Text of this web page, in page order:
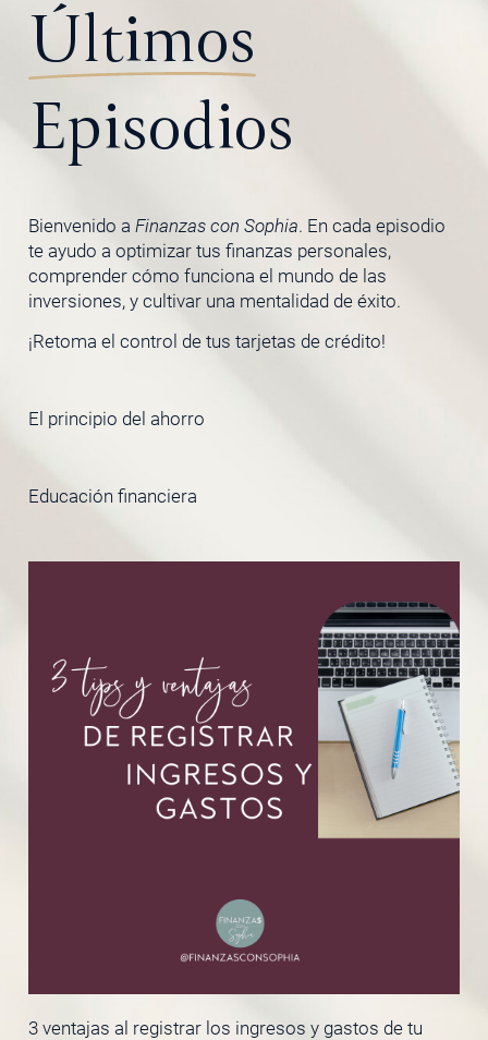
Últimos
Episodios
Bienvenido a Finanzas con Sophia. En cada episodio
te ayudo a optimizar tus finanzas personales,
comprender cómo funciona el mundo de las
inversiones, y cultivar una mentalidad de éxito.
¡Retoma el control de tus tarjetas de crédito!
El principio del ahorro
Educación financiera
3 ventajas al registrar los ingresos y gastos de tu